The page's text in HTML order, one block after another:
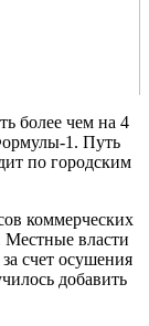
более чем на 4
1. Путь
по городским
коммерческих
Местные власти
счет осушения
добавить